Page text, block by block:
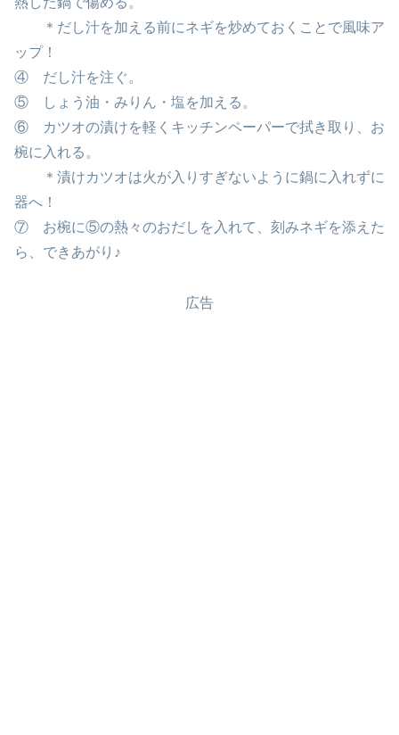
＊だし汁を加える前にネギを炒めておくことで風味ア
ップ！
④ だし汁を注ぐ。
⑤ しょう油・みりん・塩を加える。
⑥ カツオの漬けを軽くキッチンペーパーで拭き取り、お
椀に入れる。
＊漬けカツオは火が入りすぎないように鍋に入れずに
器へ！
⑦ お椀に⑤の熱々のおだしを入れて、刻みネギを添えた
ら、できあがり♪
広告